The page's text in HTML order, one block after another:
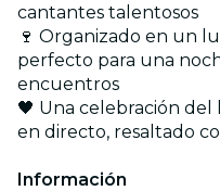
cantantes talentosos
🍷 Organizado en un
perfecto para una
encuentros
🖤 Una celebración
en directo, resaltado
Información